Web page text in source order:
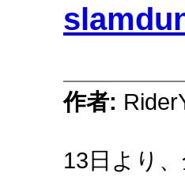
作者:
13日より